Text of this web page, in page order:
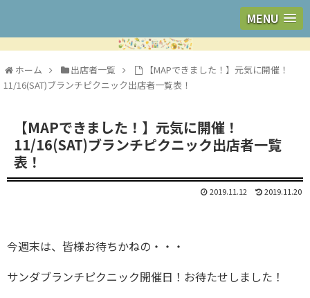
MENU
ホーム 出店者一覧
【MAPできました！】元気に開催！
11/16(SAT)ブランチピクニック出店者一覧表！
【MAPできました！】元気に開催！
11/16(SAT)ブランチピクニック出店者一覧
表！
2019.11.12 2019.11.20
今週末は、皆様お待ちかねの・・・
サンダブランチピクニック開催日！お待たせしました！